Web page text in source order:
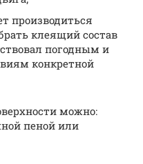
производиться
клеящий состав
погодным и
конкретной
можно:
пеной или